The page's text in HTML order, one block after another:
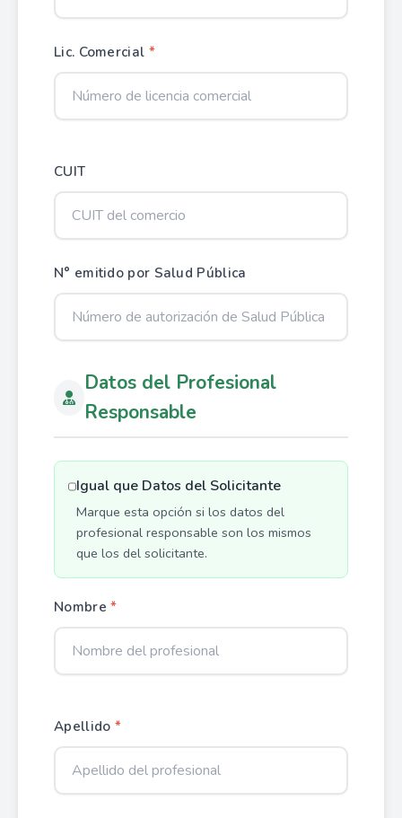
Lic. Comercial *
CUIT
N° emitido por Salud Pública
Datos del Profesional
Responsable
Igual que Datos del Solicitante
Marque esta opción si los datos del
profesional responsable son los mismos
que los del solicitante.
Nombre*
Apellido *